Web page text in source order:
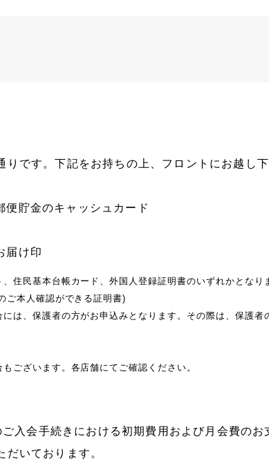
りです。下記をお持ちの上、フロントにお越し下
便貯金のキャッシュカード
届け印
住民基本台帳カード、外国人登録証明書のいずれかとなり
ご本人確認ができる証明書)
は、保護者の方がお申込みとなります。その際は、保護者
ございます。各店舗にてご確認ください。
入会手続きにおける初期費用および月会費のお
だいております。